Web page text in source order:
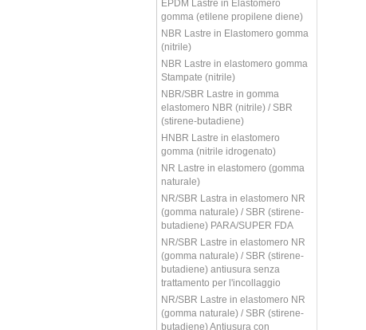
EPDM Lastre in Elastomero
gomma (etilene propilene diene)
NBR Lastre in Elastomero gomma
(nitrile)
NBR Lastre in elastomero gomma
Stampate (nitrile)
NBR/SBR Lastre in gomma
elastomero NBR (nitrile) / SBR
(stirene-butadiene)
HNBR Lastre in elastomero
gomma (nitrile idrogenato)
NR Lastre in elastomero (gomma
naturale)
NR/SBR Lastra in elastomero NR
(gomma naturale) / SBR (stirene-
butadiene) PARA/SUPER FDA
NR/SBR Lastre in elastomero NR
(gomma naturale) / SBR (stirene-
butadiene) antiusura senza
trattamento per l'incollaggio
NR/SBR Lastre in elastomero NR
(gomma naturale) / SBR (stirene-
butadiene) Antiusura con